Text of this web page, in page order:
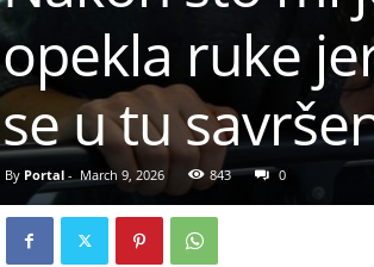
opekla ruke
se u tu
By Portal- March 9, 2026 843 0